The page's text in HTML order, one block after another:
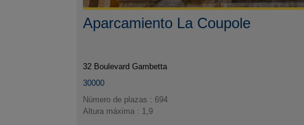
Aparcamiento La Coupole
32 Boulevard Gambetta
30000
Número de plazas : 694
Altura máxima : 1,9